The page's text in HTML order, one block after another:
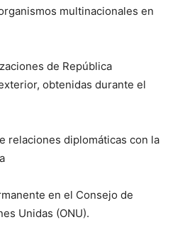
multinacionales en
de República
obtenidas durante el
diplomáticas con la
en el Consejo de
Unidas (ONU).